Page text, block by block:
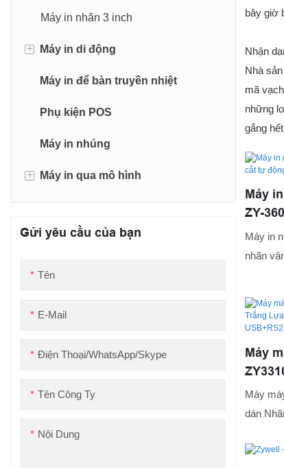
Máy in nhãn 3 inch
+ Máy in di động
Máy in Biên lai di động
Máy in nhãn di động
Máy in để bàn truyền nhiệt
Phụ kiện POS
Máy in nhúng
+ Máy in qua mô hình
Máy in biên lai
Gửi yêu cầu của bạn
Tên
E-Mail
Điện Thoại/WhatsApp/Skype
Tên Công Ty
Nội Dung
bây giờ
Nhận
Nhà
mã
những
gắng
Máy
ZY-
Máy in
nhãn
Máy
Nhãn
Máy
dán
được
triển